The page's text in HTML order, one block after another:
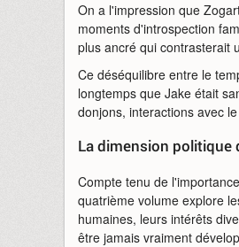
On a l'impression que
moments d'introspection
plus ancré qui contrasterait
Ce déséquilibre entre le
longtemps que Jake était
donjons, interactions avec
La dimension politique
Compte tenu de
quatrième volume explore
humaines, leurs intérêts
être jamais vraiment